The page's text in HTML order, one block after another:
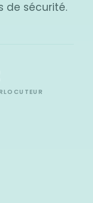
de sécurité.